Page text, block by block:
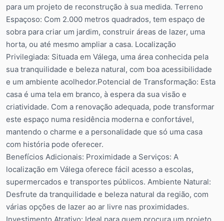
para um projeto de reconstrução à sua medida. Terreno
Espaçoso: Com 2.000 metros quadrados, tem espaço de
sobra para criar um jardim, construir áreas de lazer, uma
horta, ou até mesmo ampliar a casa. Localização
Privilegiada: Situada em Válega, uma área conhecida pela
sua tranquilidade e beleza natural, com boa acessibilidade
e um ambiente acolhedor.Potencial de Transformação: Esta
casa é uma tela em branco, à espera da sua visão e
criatividade. Com a renovação adequada, pode transformar
este espaço numa residência moderna e confortável,
mantendo o charme e a personalidade que só uma casa
com história pode oferecer.
Benefícios Adicionais: Proximidade a Serviços: A
localização em Válega oferece fácil acesso a escolas,
supermercados e transportes públicos. Ambiente Natural:
Desfrute da tranquilidade e beleza natural da região, com
várias opções de lazer ao ar livre nas proximidades.